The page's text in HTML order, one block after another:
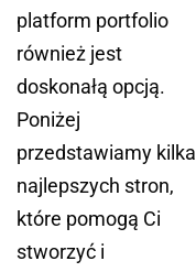
platform portfolio
również jest
doskonałą opcją.
Poniżej
przedstawiamy kilka
najlepszych stron,
które pomogą Ci
stworzyć i